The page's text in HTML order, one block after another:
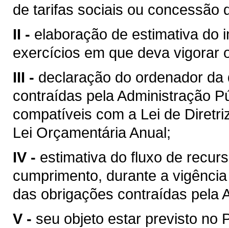
de tarifas sociais ou concessão
II - elaboração de estimativa do
exercícios em que deva vigorar
III - declaração do ordenador
contraídas pela Administração
compatíveis com a Lei de
Lei Orçamentária Anual;
IV - estimativa do fluxo de
cumprimento, durante a
das obrigações contraídas pela
V - seu objeto estar previsto no